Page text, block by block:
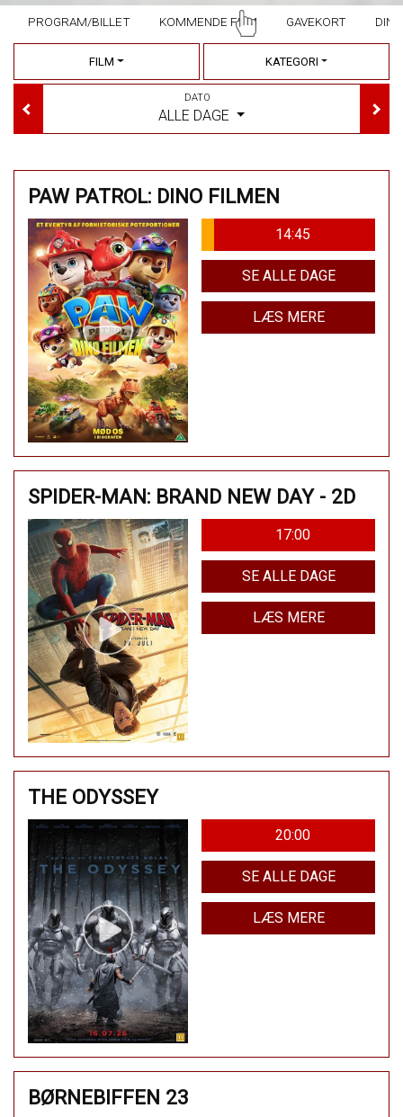
PROGRAM/BILLET KOMMENDE FILM GAVEKORT
FILM KATEGORI
DATO
ALLE DAGE
PAW PATROL: DINO FILMEN
14:45
SE ALLE DAGE
LÆS MERE
SPIDER-MAN: BRAND NEW DAY - 2D
17:00
SE ALLE DAGE
LÆS MERE
THE ODYSSEY
20:00
SE ALLE DAGE
LÆS MERE
BØRNEBIFFEN 23